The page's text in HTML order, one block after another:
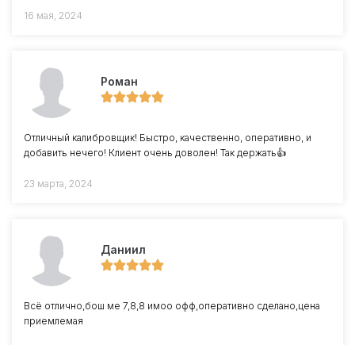
16 мая, 2024
Роман
Отличный калибровщик! Быстро, качественно, оперативно, и
добавить нечего! Клиент очень доволен! Так держать👍
23 марта, 2024
Даниил
Всё отлично,бош ме 7,8,8 имоо офф,оперативно сделано,цена
приемлемая